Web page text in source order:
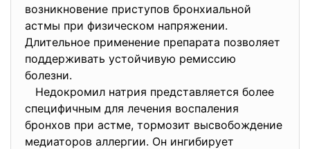
возникновение приступов бронхиальной
астмы при физическом напряжении.
Длительное применение препарата позволяет
поддерживать устойчивую ремиссию
болезни.
Недокромил натрия представляется более
специфичным для лечения воспаления
бронхов при астме, тормозит высвобождение
медиаторов аллергии. Он ингибирует